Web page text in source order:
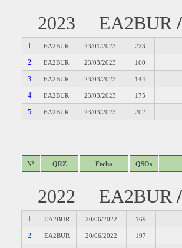
2023 EA2BUR/
1 EA2BUR 23/01/2023 223
2 EA2BUR 23/03/2023 160
3 EA2BUR 23/03/2023 144
4 EA2BUR 23/03/2023 175
5 EA2BUR 23/03/2023 202
Nº QRZ Fecha QSOs
2022 EA2BUR/
1 EA2BUR 20/06/2022 169
2 EA2BUR 20/06/2022 197